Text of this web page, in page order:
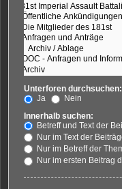
Unterforen durchsuchen:
Ja
Nein
Innerhalb suchen:
Betreff und Text der
Nur im Text der
Nur im Betreff der
Nur im ersten Beitrag